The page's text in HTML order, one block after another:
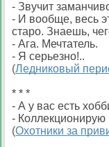
- Звучит
- И вообще, весь
старо. Знаешь,
- Ага. Мечтатель.
- Я серьезно!..
(Ледниковый
* * *
- А у вас есть
- Коллекционирую
(Охотники за